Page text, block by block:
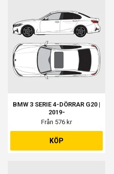
BMW 3 SERIE 4-DÖRRAR G20 |
2019-
Från 576 kr
KÖP